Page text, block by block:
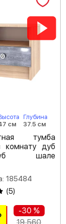
см
Глубина
37.5 см
тумба
комнату дуб
дуб шале
185484
(5)
-30 %